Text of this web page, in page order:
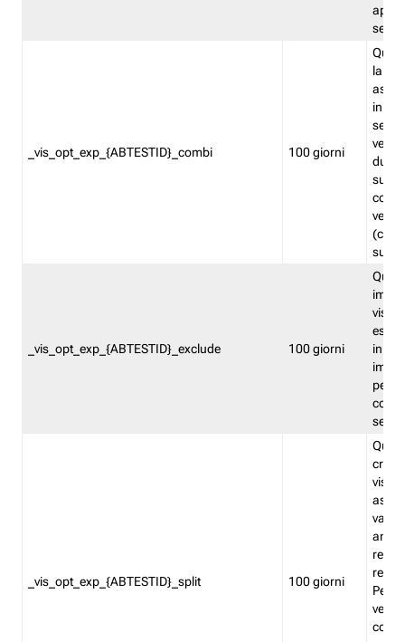
_vis_opt_exp_{ABTESTID}_combi 100 giorni
la
in
_vis_opt_exp_{ABTESTID}_exclude 100 giorni
in
_vis_opt_exp_{ABTESTID}_split 100 giorni